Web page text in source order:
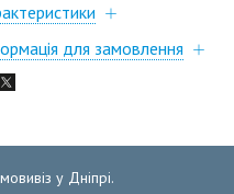
для замовлення
у Дніпрі.